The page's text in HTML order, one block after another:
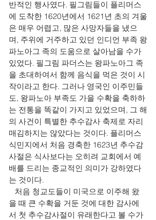
반적인 행사였다. 필그림들이 플리머스
에 도착한 1620년에서 1621년 초의 겨울
은 매우 어렵고, 많은 사망자들을 냈으
며, 주위에 거주하고 있던 인디언 부족 왕
파노아그 족의 도움으로 살아남을 수가
있었다. 필그림 파더스는 왕파노아그 족
을 초대하여서 함께 음식을 먹은 것이 시
작이라고 한다. 그러나 영국인 이주민들
도, 왕파노아 부족도 가을 수확을 축하하
는 전통을 똑같이 가지고 있었으며, 그 해
의 사건이 특별한 추수감사 축제로 자리
매김하지는 않았다는 것이다. 플리머스
식민지에서 처음 경축한 1623년 추수감
사절은 식사보다는 오히려 교회에서 예
배를 드리는 종교적인 의미가 강하였다
는 것이다.
처음 청교도들이 미국으로 이주해 왔
을 때 큰 수확을 거둔 것에 대한 감사에
서 첫 추수감사절이 유래한다고 볼 수가